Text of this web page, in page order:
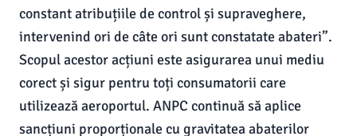
constant atribuțiile de control și supraveghere,
intervenind ori de câte ori sunt constatate abateri”.
Scopul acestor acțiuni este asigurarea unui mediu
corect și sigur pentru toți consumatorii care
utilizează aeroportul. ANPC continuă să aplice
sancțiuni proporționale cu gravitatea abaterilor